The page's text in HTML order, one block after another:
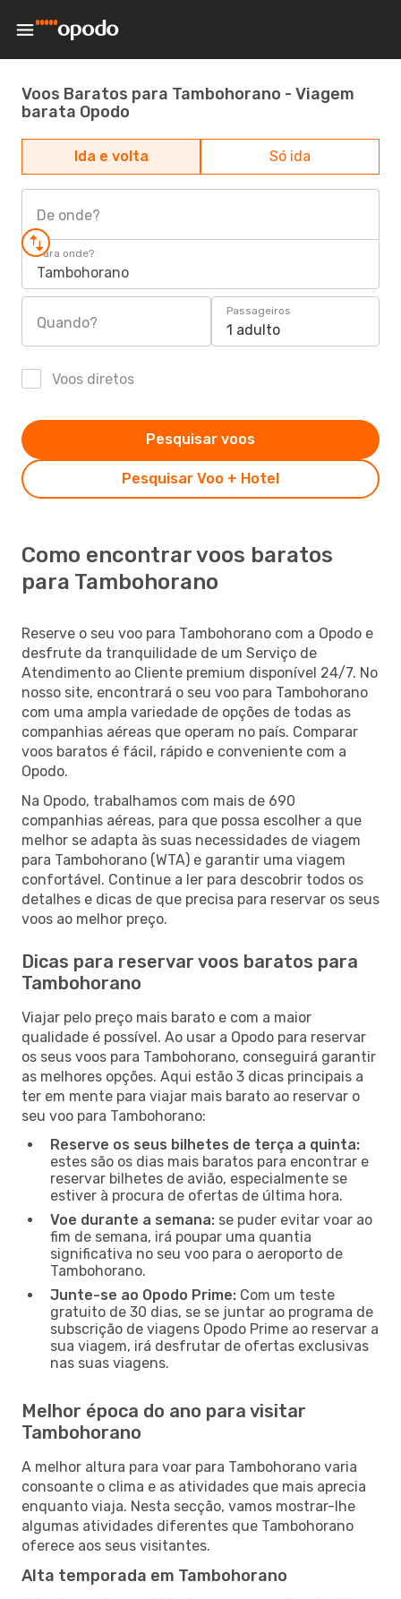
Voos Baratos para Tambohorano - Viagem
barata Opodo
Ida e volta Só ida
De onde?
Para onde?
Tambohorano
Quando?
Passageiros
1 adulto
Voos diretos
Pesquisar Voo + Hotel
Pesquisar voos
Como encontrar voos baratos
para Tambohorano
Reserve o seu voo para Tambohorano com a Opodo e
desfrute da tranquilidade de um Serviço de
Atendimento ao Cliente premium disponível 24/7. No
nosso site, encontrará o seu voo para Tambohorano
com uma ampla variedade de opções de todas as
companhias aéreas que operam no país. Comparar
voos baratos é fácil, rápido e conveniente com a
Opodo.
Na Opodo, trabalhamos com mais de 690
companhias aéreas, para que possa escolher a que
melhor se adapta às suas necessidades de viagem
para Tambohorano (WTA) e garantir uma viagem
confortável. Continue a ler para descobrir todos os
detalhes e dicas de que precisa para reservar os seus
voos ao melhor preço.
Dicas para reservar voos baratos para
Tambohorano
Viajar pelo preço mais barato e com a maior
qualidade é possível. Ao usar a Opodo para reservar
os seus voos para Tambohorano, conseguirá garantir
as melhores opções. Aqui estão 3 dicas principais a
ter em mente para viajar mais barato ao reservar o
seu voo para Tambohorano:
Reserve os seus bilhetes de terça a quinta:
estes são os dias mais baratos para encontrar e
reservar bilhetes de avião, especialmente se
estiver à procura de ofertas de última hora.
Voe durante a semana: se puder evitar voar ao
fim de semana, irá poupar uma quantia
significativa no seu voo para o aeroporto de
Tambohorano.
Junte-se ao Opodo Prime: Com um teste
gratuito de 30 dias, se se juntar ao programa de
subscrição de viagens Opodo Prime ao reservar a
sua viagem, irá desfrutar de ofertas exclusivas
nas suas viagens.
Melhor época do ano para visitar
Tambohorano
A melhor altura para voar para Tambohorano varia
consoante o clima e as atividades que mais aprecia
enquanto viaja. Nesta secção, vamos mostrar-lhe
algumas atividades diferentes que Tambohorano
oferece aos seus visitantes.
Alta temporada em Tambohorano